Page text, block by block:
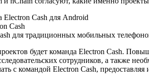
Electron Cash для Android
Cash
для традиционных мобильных
будет команда Electron Cash.
сотрудников, а также
с командой Electron Cash,